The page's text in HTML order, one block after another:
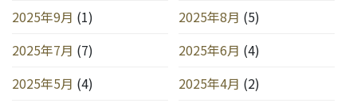
2025年9月 (1) 2025年8月 (5)
2025年7月 (7) 2025年6月 (4)
2025年5月 (4) 2025年4月 (2)